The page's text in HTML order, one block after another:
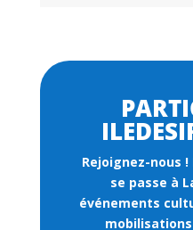
Rejoignez-nous !
se passe à
événements